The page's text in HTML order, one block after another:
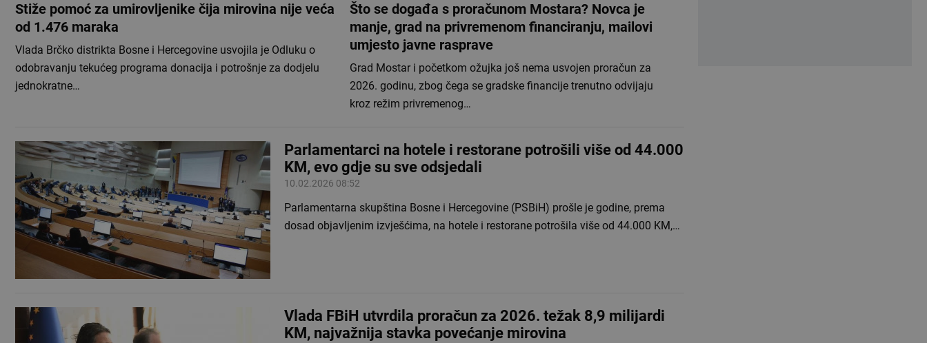
Stiže pomoć za umirovljenike čija mirovina nije veća
od 1.476 maraka
Vlada Brčko distrikta Bosne i Hercegovine usvojila je Odluku o
odobravanju tekućeg programa donacija i potrošnje za dodjelu
jednokratne…
Što se događa s proračunom Mostara? Novca je
manje, grad na privremenom financiranju, mailovi
umjesto javne rasprave
Grad Mostar i početkom ožujka još nema usvojen proračun za
2026. godinu, zbog čega se gradske financije trenutno odvijaju
kroz režim privremenog…
Parlamentarci na hotele i restorane potrošili više od 44.000
KM, evo gdje su sve odsjedali
10.02.2026 08:52
Parlamentarna skupština Bosne i Hercegovine (PSBiH) prošle je godine, prema
dosad objavljenim izvješćima, na hotele i restorane potrošila više od 44.000 KM,…
Vlada FBiH utvrdila proračun za 2026. težak 8,9 milijardi
KM, najvažnija stavka povećanje mirovina